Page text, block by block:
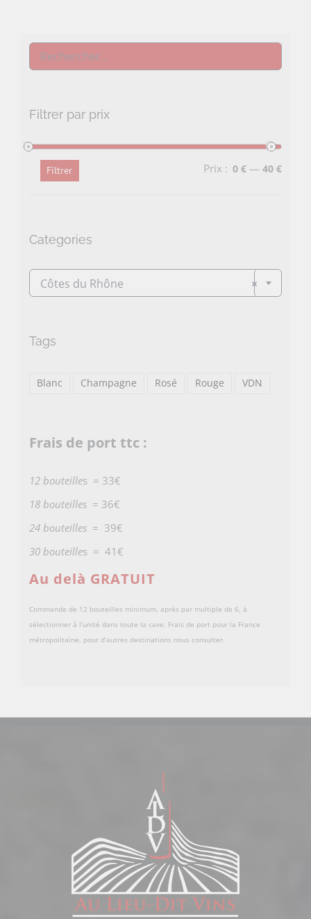
Filtrer par prix
Prix
Prix
Filtrer Prix : 0 € —40 €
Categories
×
Côtes du Rhône
Tags
Blanc Champagne Rosé Rouge VDN
Frais de port ttc :
12 bouteilles = 33€
18 bouteilles= 36€
24 bouteilles= 39€
30 bouteilles = 41€
Au delà GRATUIT
Commande de 12 bouteilles minimum, après par multiple de 6, à
sélectionner à l’unité dans toute la cave. Frais de port pour la France
métropolitaine, pour d’autres destinations nous consulter.